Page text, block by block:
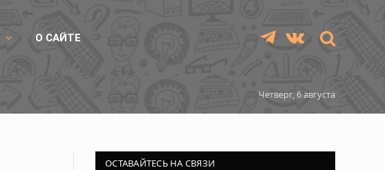
О САЙТЕ TelegramVKontakte
Четверг, 6 августа
ОСТАВАЙТЕСЬ НА СВЯЗИ